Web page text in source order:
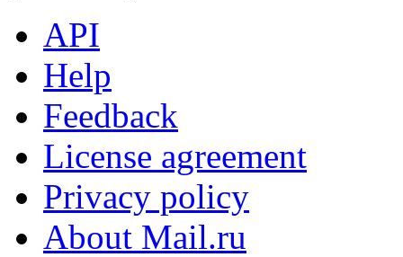
API
Help
Feedback
License agreement
Privacy policy
About Mail.ru